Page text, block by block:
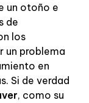
un otoño e
de
los
un problema
en
Si de verdad
, como su